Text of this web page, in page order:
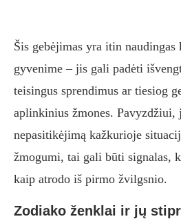
Šis gebėjimas yra itin naudingas
gyvenime – jis gali padėti
teisingus sprendimus ar tiesiog
aplinkinius žmones. Pavyzdžiui,
nepasitikėjimą kažkurioje
žmogumi, tai gali būti signalas,
kaip atrodo iš pirmo žvilgsnio.
Zodiako ženklai ir jų